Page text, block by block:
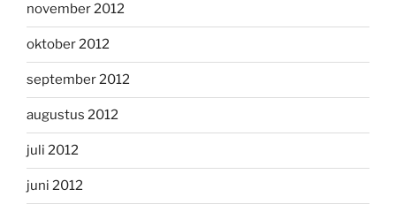
november 2012
oktober 2012
september 2012
augustus 2012
juli 2012
juni 2012